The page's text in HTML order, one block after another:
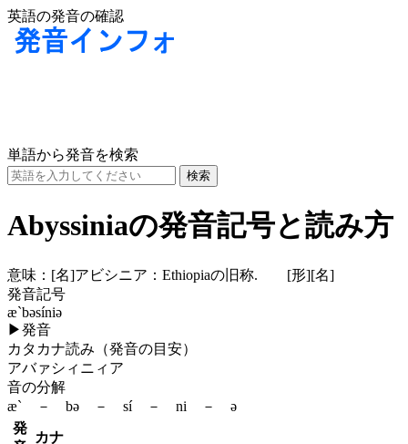
英語の発音の確認
単語から発音を検索
Abyssiniaの発音記号と読み方
意味： [名]アビシニア：Ethiopiaの旧称. [形][名]
発音記号
æ`bəsíniə
▶発音
カタカナ読み（発音の目安）
アバァシィニィア
音の分解
æ` － bə － sí － ni － ə
発
カナ